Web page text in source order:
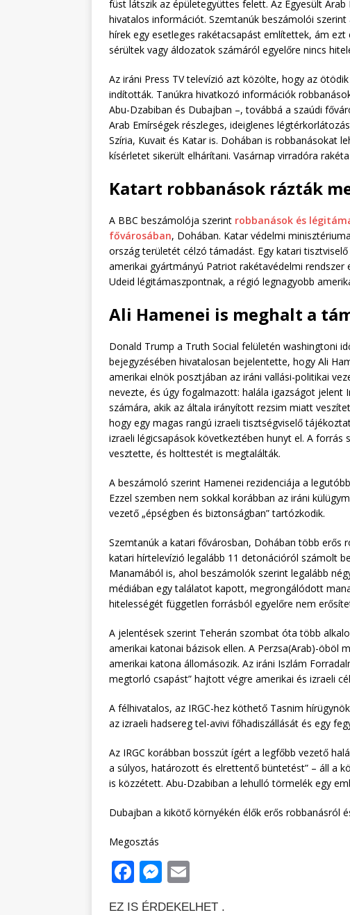
füst látszik az épületegyüttes felett. Az Egyesült
hivatalos információt. Szemtanúk beszámolói
hírek egy esetleges rakétacsapást említettek, ám
sérültek vagy áldozatok számáról egyelőre nincs
Az iráni Press TV televízió azt közölte, hogy az
indították. Tanúkra hivatkozó információk
Abu-Dzabiban és Dubajban –, továbbá a szaúdi
Arab Emírségek részleges, ideiglenes
Szíria, Kuvait és Katar is. Dohában is robbanásokat
kísérletet sikerült elhárítani. Vasárnap virradóra
Katart robbanások rázták
A BBC beszámolója szerint robbanások és
fővárosában, Dohában. Katar védelmi
ország területét célzó támadást. Egy katari
amerikai gyártmányú Patriot rakétavédelmi
Udeid légitámaszpontnak, a régió legnagyobb
Ali Hamenei is meghalt a
Donald Trump a Truth Social felületén washingtoni
bejegyzésében hivatalosan bejelentette, hogy Ali
amerikai elnök posztjában az iráni vallási-politikai
nevezte, és úgy fogalmazott: halála igazságot jelent
számára, akik az általa irányított rezsim miatt
hogy egy magas rangú izraeli tisztségviselő
izraeli légicsapások következtében hunyt el. A
vesztette, és holttestét is megtalálták.
A beszámoló szerint Hamenei rezidenciája a
Ezzel szemben nem sokkal korábban az iráni
vezető „épségben és biztonságban” tartózkodik.
Szemtanúk a katari fővárosban, Dohában több erős
katari hírtelevízió legalább 11 detonációról számolt
Manamából is, ahol beszámolók szerint legalább
médiában egy találatot kapott, megrongálódott
hitelességét független forrásból egyelőre nem
A jelentések szerint Teherán szombat óta több
amerikai katonai bázisok ellen. A Perzsa(Arab)-öböl
amerikai katona állomásozik. Az iráni Iszlám
megtorló csapást” hajtott végre amerikai és izraeli
A félhivatalos, az IRGC-hez köthető Tasnim
az izraeli hadsereg tel-avivi főhadiszállását és egy
Az IRGC korábban bosszút ígért a legfőbb vezető
a súlyos, határozott és elrettentő büntetést” – áll a
is közzétett. Abu-Dzabiban a lehulló törmelék egy
Dubajban a kikötő környékén élők erős robbanásról
Megosztás
F
a
M